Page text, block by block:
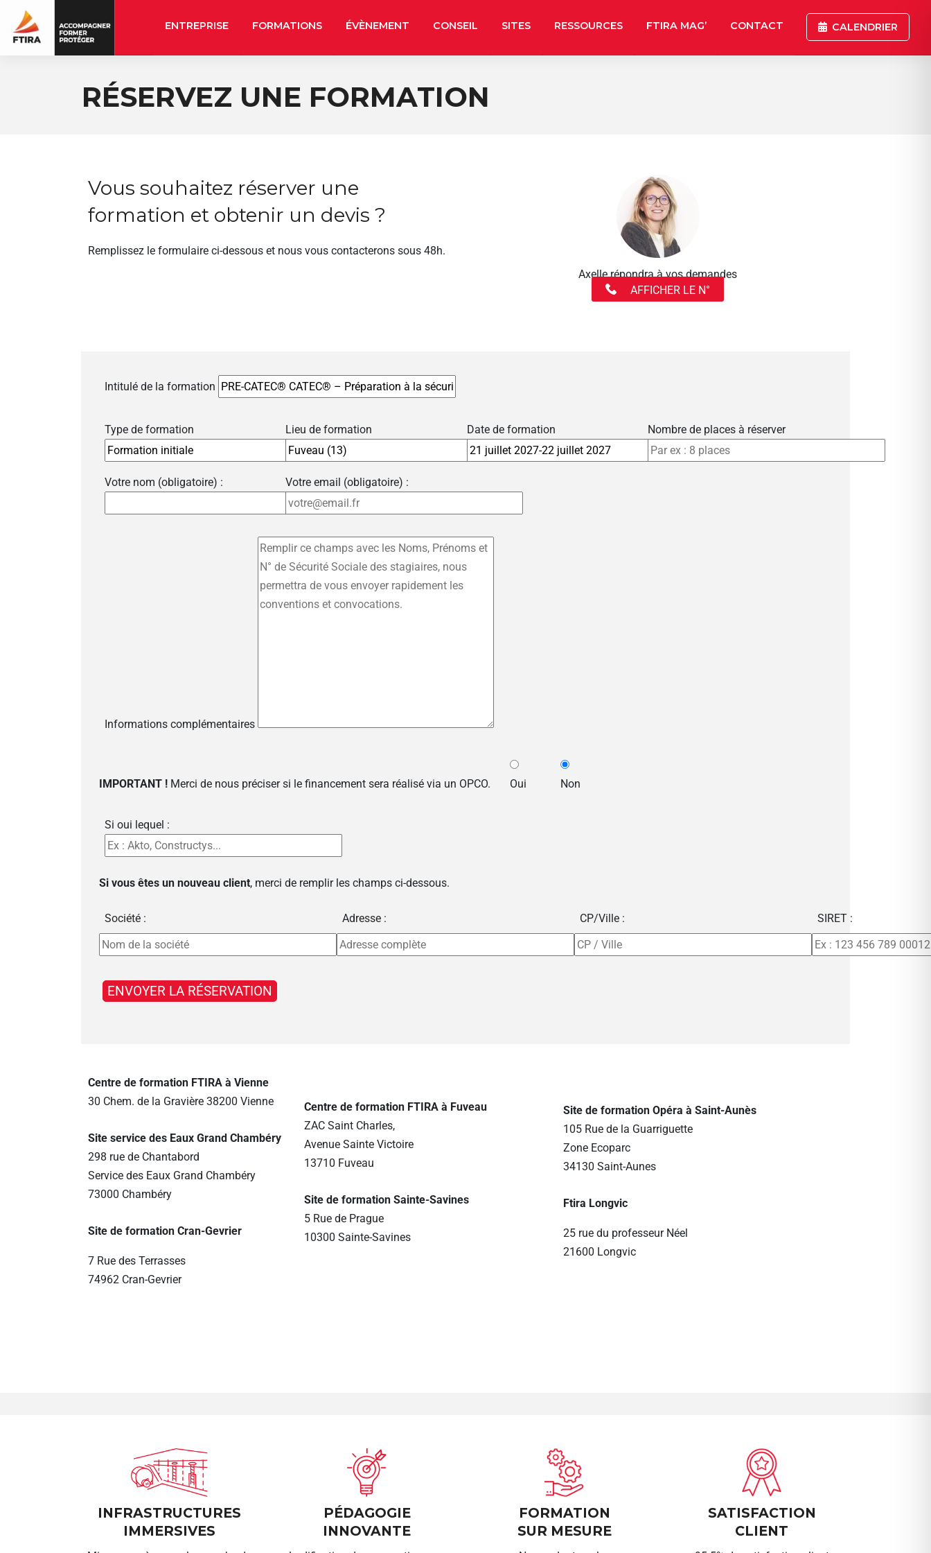
ENTREPRISE FORMATIONS ÉVÈNEMENT CONSEIL SITES RESSOURCES FTIRA MAG’ CONTACT CALENDRIER
RÉSERVEZ UNE FORMATION
Vous souhaitez réserver une
formation et obtenir un devis ?
Remplissez le formulaire ci-dessous et nous vous contacterons sous 48h.
Axelle répondra à vos demandes
AFFICHER LE N°
Intitulé de la formation
Type de formation Lieu de formation Date de formation Nombre de places à réserver
Votre nom (obligatoire) : Votre email (obligatoire) :
Informations complémentaires
IMPORTANT ! Merci de nous préciser si le financement sera réalisé via un OPCO. Oui Non
Si oui lequel :
Si vous êtes un nouveau client, merci de remplir les champs ci-dessous.
Société : Adresse : CP/Ville : SIRET :
Centre de formation FTIRA à Vienne
30 Chem. de la Gravière 38200 Vienne
Site service des Eaux Grand Chambéry
298 rue de Chantabord
Service des Eaux Grand Chambéry
73000 Chambéry
Site de formation Cran-Gevrier
7 Rue des Terrasses
74962 Cran-Gevrier
Centre de formation FTIRA à Fuveau
ZAC Saint Charles,
Avenue Sainte Victoire
13710 Fuveau
Site de formation Sainte-Savines
5 Rue de Prague
10300 Sainte-Savines
Site de formation Opéra à Saint-Aunès
105 Rue de la Guarriguette
Zone Ecoparc
34130 Saint-Aunes
Ftira Longvic
25 rue du professeur Néel
21600 Longvic
INFRASTRUCTURES
IMMERSIVES
PÉDAGOGIE
INNOVANTE
FORMATION
SUR MESURE
SATISFACTION
CLIENT